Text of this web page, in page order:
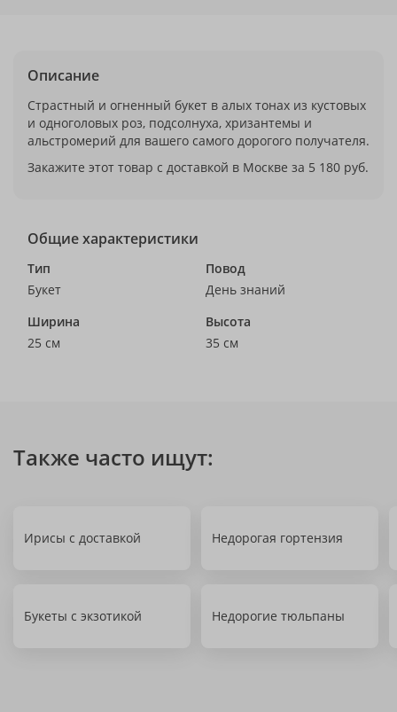
Описание
Страстный и огненный букет в алых тонах из кустовых
и одноголовых роз, подсолнуха, хризантемы и
альстромерий для вашего самого дорогого получателя.
Закажите этот товар с доставкой в Москве за 5 180 руб.
Общие характеристики
Тип
Букет
Повод
День знаний
Ширина
25 см
Высота
35 см
Также часто ищут:
Ирисы с доставкой Недорогая гортензия
Букеты с экзотикой Недорогие тюльпаны